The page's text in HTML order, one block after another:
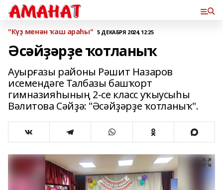
"Күҙ менән ҡаш араһы" 5 ДЕКАБРЯ 2024, 12:25
Әсәйҙәрҙе ҡотланыҡ
Ауырғазы районы Рәшит Назаров
исемендәге Талбазы башҡорт
гимназияһының 2-се класс уҡыусыһы
Вәлитова Сәйҙә: "Әсәйҙәрҙе ҡотланыҡ".